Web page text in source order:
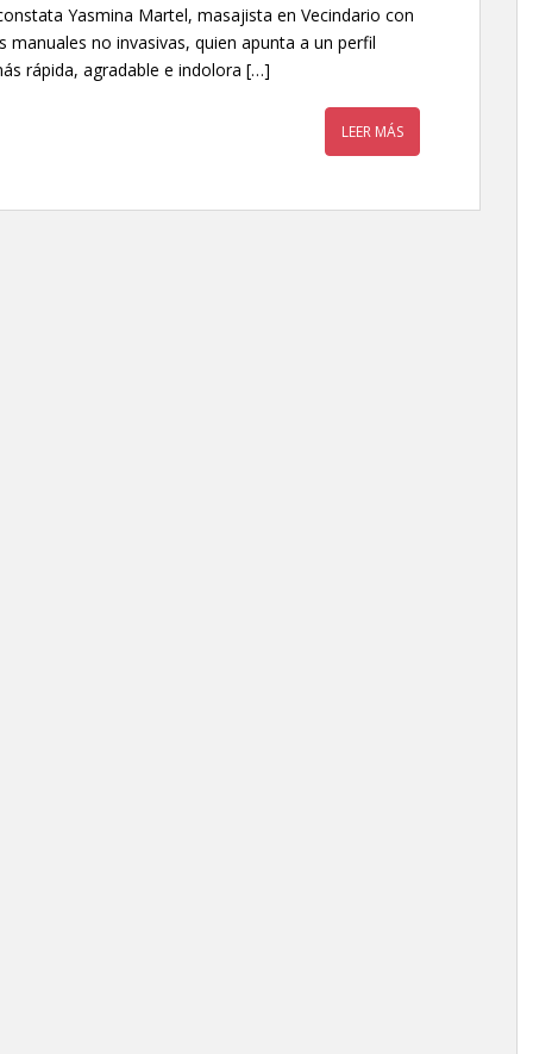
Yasmina Martel, masajista en Vecindario con
no invasivas, quien apunta a un perfil
rápida, agradable e indolora […]
LEER MÁS